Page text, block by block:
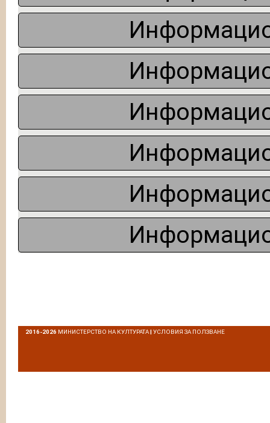
2016-2026 МИНИСТЕРСТВО НА КУЛТУРАТА|УСЛОВИЯ ЗА ПОЛЗВАНЕ